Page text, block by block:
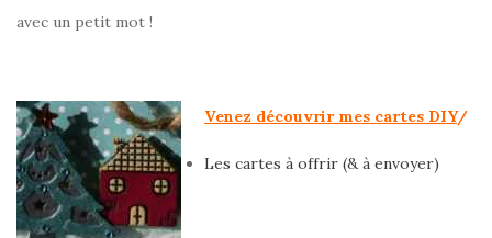
avec un petit mot !
Venez découvrir mes cartes DIY/
Les cartes à offrir (& à envoyer)